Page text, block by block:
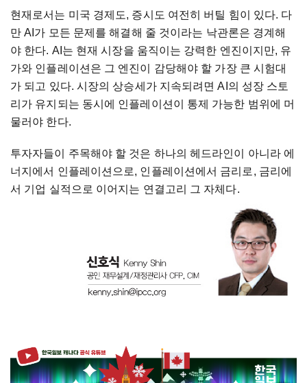
현재로서는 미국 경제도, 증시도 여전히 버틸 힘이 있다. 다
만 AI 가 모든 문제를 해결해 줄 것이라는 낙관론은 경계해
야 한다. AI 는 현재 시장을 움직이는 강력한 엔진이지만, 유
가와 인플레이션은 그 엔진이 감당해야 할 가장 큰 시험대
가 되고 있다. 시장의 상승세가 지속되려면 AI 의 성장 스토
리가 유지되는 동시에 인플레이션이 통제 가능한 범위에 머
물러야 한다.
투자자들이 주목해야 할 것은 하나의 헤드라인이 아니라 에
너지에서 인플레이션으로, 인플레이션에서 금리로 , 금리에
서 기업 실적으로 이어지는 연결고리 그 자체다.